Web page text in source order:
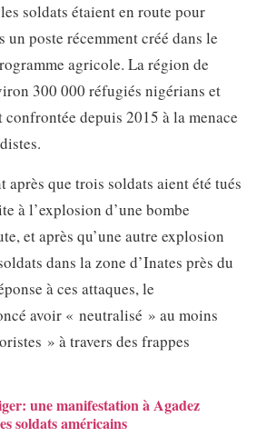
soldats étaient en route pour
poste récemment créé dans le
agricole. La région de
300 000 réfugiés nigérians et
confrontée depuis 2015 à la menace
après que trois soldats aient été tués
à l’explosion d’une bombe
et après qu’une autre explosion
dans la zone d’Inates près du
à ces attaques, le
avoir « neutralisé » au moins
» à travers des frappes
une manifestation à Agadez
soldats américains